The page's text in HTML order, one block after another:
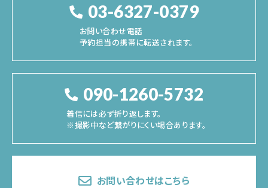
03-6327-0379
お問い合わせ電話
予約担当の携帯に転送されます。
090-1260-5732
着信には必ず折り返します。
※撮影中など繋がりにくい場合あります。
お問い合わせはこちら